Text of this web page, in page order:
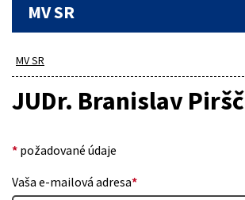
MV SR
MV SR
JUDr. Branislav Piršč
* požadované údaje
Vaša e-mailová adresa*